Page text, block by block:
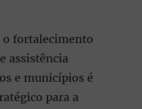
o fortalecimento
assistência
e municípios é
para a